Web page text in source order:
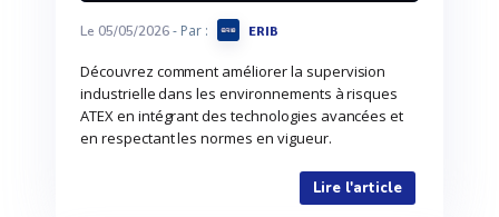
Le 05/05/2026- Par : ERIB
Découvrez comment améliorer la supervision
industrielle dans les environnements à risques
ATEX en intégrant des technologies avancées et
en respectant les normes en vigueur.
Lire l'article